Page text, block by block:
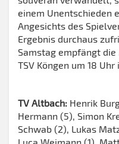
einem Unentschieden
Angesichts des
Ergebnis durchaus
Samstag empfängt
TSV Köngen um 18
TV Altbach: Henrik
Hermann (5), Simon
Schwab (2), Lukas